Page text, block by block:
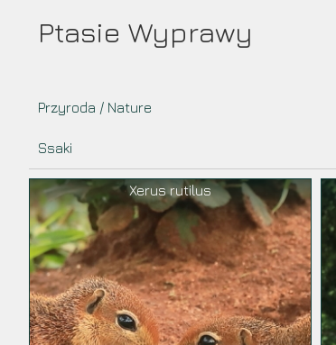
Ptasie Wyprawy
Przyroda / Nature
Ssaki
Xerus rutilus